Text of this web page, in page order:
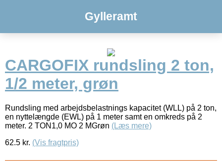
Gylleramt
CARGOFIX rundsling 2 ton,
1/2 meter, grøn
Rundsling med arbejdsbelastnings kapacitet (WLL) på 2 ton,
en nyttelængde (EWL) på 1 meter samt en omkreds på 2
meter. 2 TON1,0 MO 2 MGrøn (Læs mere)
62.5 kr. (Vis fragtpris)